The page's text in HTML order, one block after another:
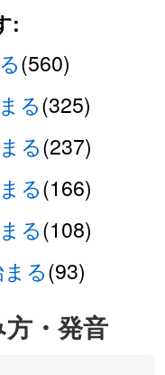
:
(560)
る(325)
る(237)
る(166)
る(108)
る(93)
・発音